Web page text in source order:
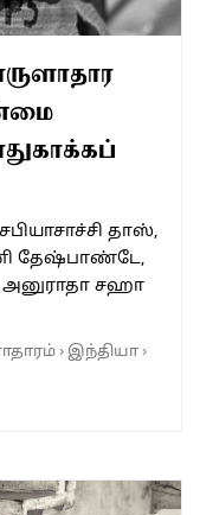
தாஸ்,
தேஷ்பாண்டே,
அனுராதா சஹா
› இந்தியா›